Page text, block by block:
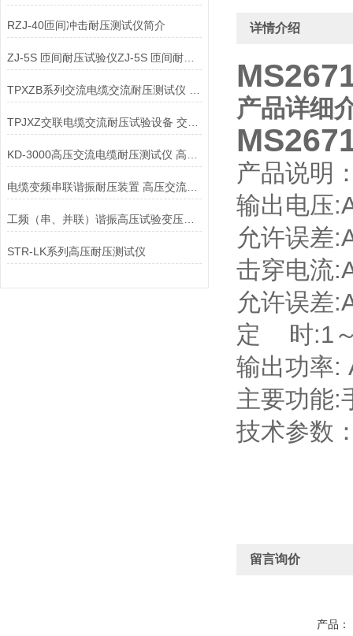
RZJ-40匝间冲击耐压测试仪简介
ZJ-5S 匝间耐压试验仪ZJ-5S 匝间耐压测试仪
TPJXZ交联电缆交流耐压试验设备 交流电缆交流耐压测试仪
电缆变频串联谐振耐压装置 高压交流电缆耐压测试仪
工频（串、并联）谐振高压试验变压器高压交流电缆耐压测试仪
STR-LK系列高压耐压测试仪
详情介绍
产品详细
产品说明
输出
允许误
击穿电
允许误
定 时
输出功率:
主要功能:
技术参数
留言询价
产品：